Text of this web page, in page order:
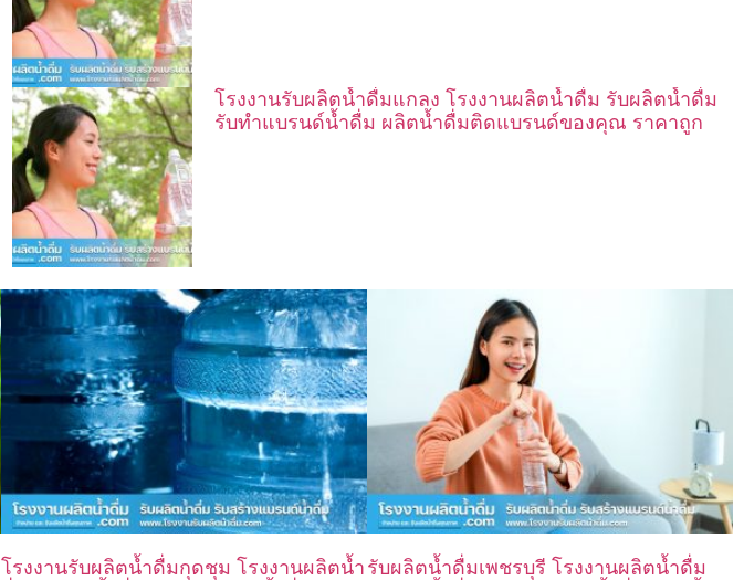
โรงงานรับผลิตน้ำดื่มแกลง โรงงานผลิตน้ำดื่ม รับผลิตน้ำดื่ม
รับทำแบรนด์น้ำดื่ม ผลิตน้ำดื่มติดแบรนด์ของคุณ ราคาถูก
โรงงานรับผลิตน้ำดื่มกุดชุม โรงงานผลิตน้ำรับผลิตน้ำดื่มเพชรบุรี โรงงานผลิตน้ำดื่ม